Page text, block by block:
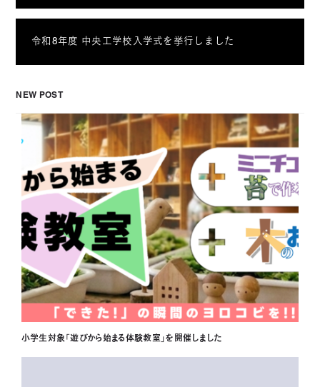
令和8年度 中央工学校入学式を挙行しました
NEW POST
小学生対象「遊びから始まる体験教室」を開催しました